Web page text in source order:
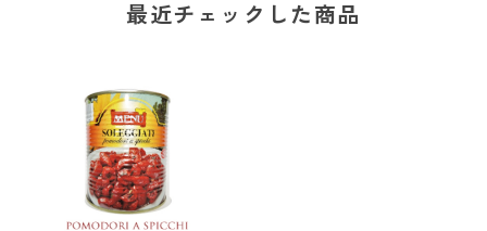
最近チェックした商品